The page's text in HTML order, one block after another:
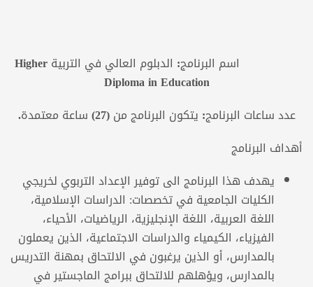
اسم البرنامج: الدبلوم العالي في التربيةHigher
Diploma in Education
عدد ساعات البرنامج: يتكون البرنامج من (27) ساعة معتمدة.
أهداف البرنامج
يهدف هذا البرنامج الى توفير الإعداد التربوي لخريجي
الكليات الجامعية في تخصصات: الدراسات الإسلامية،
اللغة العربية، اللغة الإنجليزية، الرياضيات، الأحياء،
الفيزياء، الكيمياء والدراسات الاجتماعية، الذين يعملون
بالمدارس، أو الذين يرغبون في الالتحاق بمهنة التدريس
بالمدارس، ويؤهلهم للالتحاق ببرامج الماجستير في